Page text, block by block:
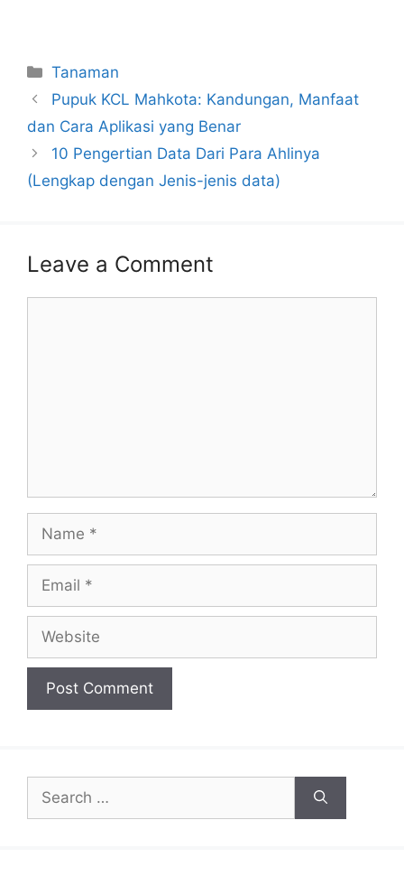
Categories
Tanaman
Pupuk KCL Mahkota: Kandungan, Manfaat
dan Cara Aplikasi yang Benar
10 Pengertian Data Dari Para Ahlinya
(Lengkap dengan Jenis-jenis data)
Leave a Comment
for: